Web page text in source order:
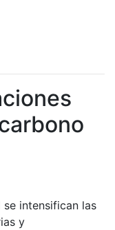
intensifican las
y